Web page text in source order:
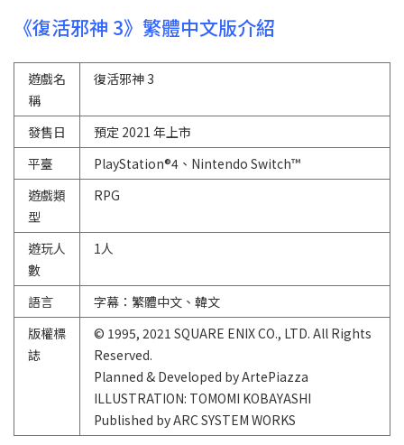
《復活邪神 3》繁體中文版介紹
遊戲名
稱
復活邪神 3
發售日
預定 2021 年上市
平臺
PlayStation®4、Nintendo Switch™
遊戲類
型
RPG
遊玩人
數
1人
語言
字幕：繁體中文、韓文
版權標
誌
© 1995, 2021 SQUARE ENIX CO., LTD. All Rights
Reserved.
Planned & Developed by ArtePiazza
ILLUSTRATION: TOMOMI KOBAYASHI
Published by ARC SYSTEM WORKS